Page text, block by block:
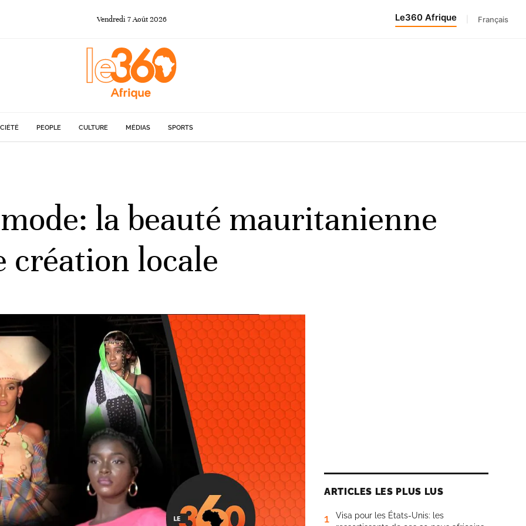
Vendredi 7Août 2026 Le360 Afrique Français
PEOPLE CULTURE MÉDIAS SPORTS
la beauté mauritanienne
création locale
ARTICLES LES PLUS LUS
1
Visa pour les États-Unis: les